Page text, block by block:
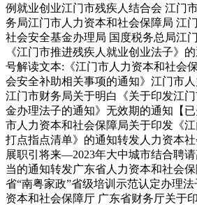
例就业创业江门市残疾人结合会 江门
务局江门市人力资本和社会保障局 江
社会安全基金办理局 国度税务总局江
《江门市推进残疾人就业创业法子》
号解读文本:《江门市人力资本和社会
会安全补助相关事项的通知》江门市
江门市财务局关于明白《关于印发江
金办理法子的通知》无效期的通知【
市人力资本和社会保障局关于印发《
打点指点清单》的通知转发人力资本
展职引将来—2023年大中城市结合聘
当的通知转发广东省人力资本和社会
省“南粤家政”省级培训示范认定办理
资本和社会保障厅 广东省财务厅关于